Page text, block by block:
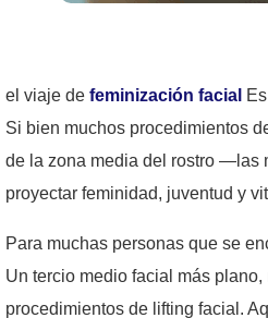
el viaje de feminización facial
Si bien muchos procedimientos
de la zona media del rostro —las
proyectar feminidad, juventud y
Para muchas personas que se
Un tercio medio facial más
procedimientos de lifting facial.